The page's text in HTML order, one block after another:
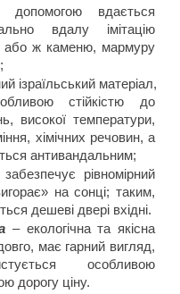
вдається
вдалу імітацію
або ж каменю, мармуру
ізраїльський матеріал,
стійкістю до
високої температури,
хімічних речовин, а
антивандальним;
рівномірний
на сонці; таким,
дешеві двері вхідні.
– екологічна та якісна
має гарний вигляд,
особливою
дорогу ціну.